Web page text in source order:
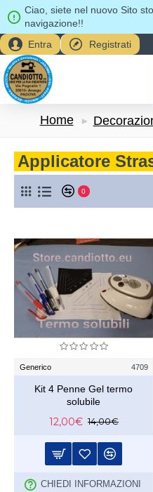
Ciao, siete nel nuovo Sito
navigazione!!
Entra
Registrati
Home
Applicatore
0
Generico 4709
Kit 4 Penne Gel termo
solubile
12,00€ 14,00€
CHIEDI INFORMAZIONI